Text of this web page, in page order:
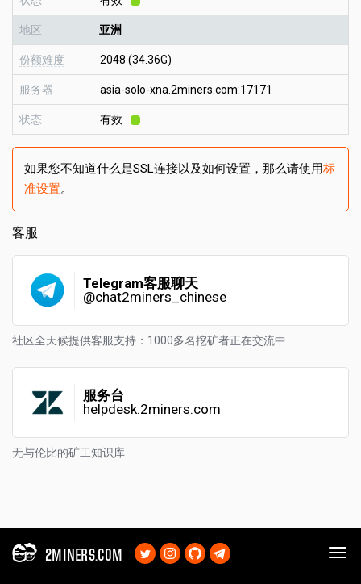
地区 亚洲
份额难度 2048 (34.36G)
服务器 asia-solo-xna.2miners.com:17171
状态 有效
如果您不知道什么是SSL连接以及如何设置，那么请使用标
准设置。
客服
Telegram客服聊天
@chat2miners_chinese
社区全天候提供客服支持：1000多名挖矿者正在交流中
服务台
helpdesk.2miners.com
无与伦比的矿工知识库
2MINERS.COM